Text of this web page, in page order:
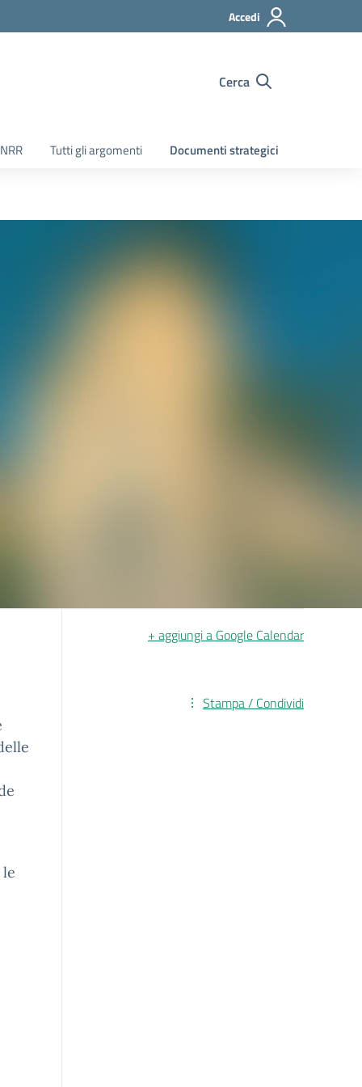
Accedi
Cerca
Tutti gli argomenti Documenti strategici
+ aggiungi a Google Calendar
Stampa / Condividi